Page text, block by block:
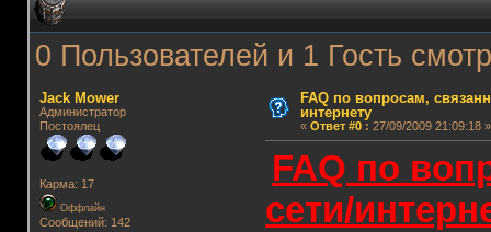
0 Пользователей и 1 Гость
Jack Mower
Администратор
Постоялец
Карма: 17
Оффлайн
Сообщений: 142
FAQ по вопросам,
интернету
« Ответ #0: 27/09/2009 21:09:18 »
FAQ по
сети/